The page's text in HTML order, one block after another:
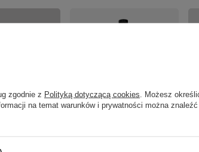
zgodnie z Polityką dotyczącą cookies . Możesz
na temat warunków i prywatności można